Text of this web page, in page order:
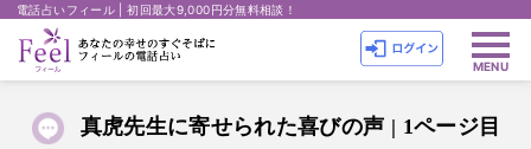
電話占いフィール | 初回最大9,000円分無料相談！
真虎先生に寄せられた喜びの声 | 1ページ目